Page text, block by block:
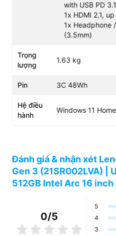
Thiết kế vỏ nhôm
ThinkPad
bí đầy sang trọng. Lớp vỏ
bền vừa giúp máy tản nhiệt
lại cảm giác cực kỳ chắc chắn
cho các doanh nhân cần sự
with USB PD
1x HDMI 2.1,
1x Headphone
(3.5mm)
Trọng
lượng
1.63 kg
Pin 3C 48Wh
Hệ điều
hành
Windows 11 Home
Đánh giá & nhận xét
Gen 3 (21SR002LVA) |
512GB Intel Arc 16 inch
0/5
5
4
3